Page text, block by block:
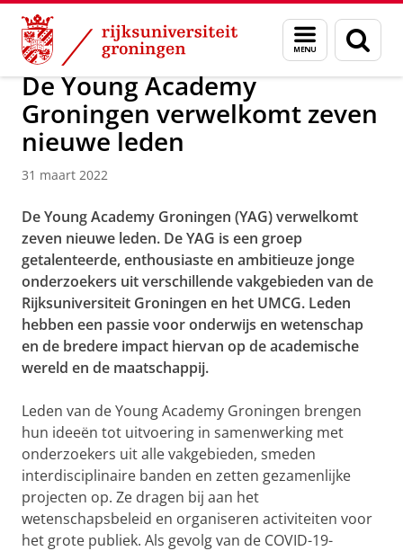
Skip
Content
Skip
Navigation
Menu
en
zoeken
Over ons Actueel Nieuws
De Young Academy
Groningen verwelkomt zeven
nieuwe leden
31 maart 2022
De Young Academy Groningen (YAG) verwelkomt
zeven nieuwe leden. De YAG is een groep
getalenteerde, enthousiaste en ambitieuze jonge
onderzoekers uit verschillende vakgebieden van de
Rijksuniversiteit Groningen en het UMCG. Leden
hebben een passie voor onderwijs en wetenschap
en de bredere impact hiervan op de academische
wereld en de maatschappij.
Leden van de Young Academy Groningen brengen
hun ideeën tot uitvoering in samenwerking met
onderzoekers uit alle vakgebieden, smeden
interdisciplinaire banden en zetten gezamenlijke
projecten op. Ze dragen bij aan het
wetenschapsbeleid en organiseren activiteiten voor
het grote publiek. Als gevolg van de COVID-19-